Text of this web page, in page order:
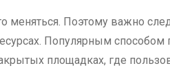
меняться. Поэтому важно
Популярным способом
площадках, где